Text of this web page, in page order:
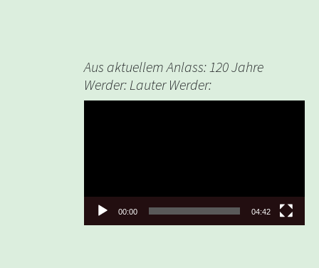
Aus aktuellem Anlass: 120 Jahre
Werder: Lauter Werder:
00:00 04:42